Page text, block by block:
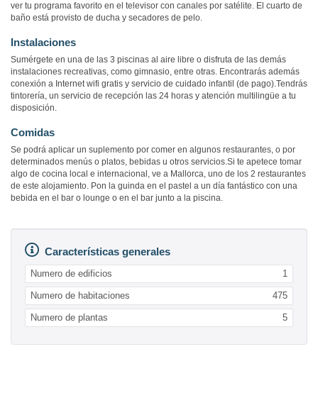
ver tu programa favorito en el televisor con canales por satélite. El cuarto de
baño está provisto de ducha y secadores de pelo.
Instalaciones
Sumérgete en una de las 3 piscinas al aire libre o disfruta de las demás
instalaciones recreativas, como gimnasio, entre otras. Encontrarás además
conexión a Internet wifi gratis y servicio de cuidado infantil (de pago).Tendrás
tintorería, un servicio de recepción las 24 horas y atención multilingüe a tu
disposición.
Comidas
Se podrá aplicar un suplemento por comer en algunos restaurantes, o por
determinados menús o platos, bebidas u otros servicios.Si te apetece tomar
algo de cocina local e internacional, ve a Mallorca, uno de los 2 restaurantes
de este alojamiento. Pon la guinda en el pastel a un día fantástico con una
bebida en el bar o lounge o en el bar junto a la piscina.
Características generales
Numero de edificios 1
Numero de habitaciones 475
Numero de plantas 5